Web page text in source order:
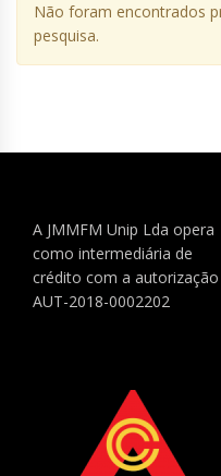
Não foram encontrados
pesquisa.
A JMMFM Unip Lda opera
como intermediária de
crédito com a autorização
AUT-2018-0002202